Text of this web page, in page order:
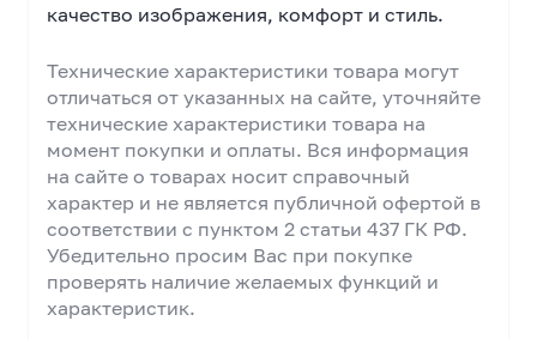
качество изображения, комфорт и стиль.
Технические характеристики товара могут
отличаться от указанных на сайте, уточняйте
технические характеристики товара на
момент покупки и оплаты. Вся информация
на сайте о товарах носит справочный
характер и не является публичной офертой в
соответствии с пунктом 2 статьи 437 ГК РФ.
Убедительно просим Вас при покупке
проверять наличие желаемых функций и
характеристик.